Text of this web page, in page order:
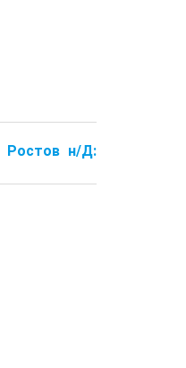
Ростов н/Д: